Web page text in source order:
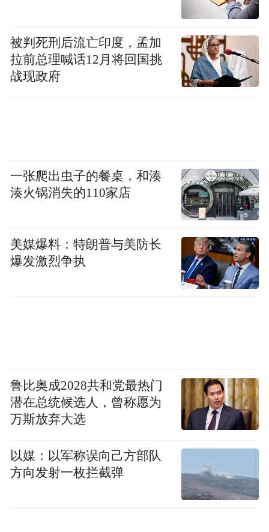
K92路：调整后沿济泺路向南、堤口路向
线，撤销成丰桥（路西）、天桥南、大观
园、口腔医院（路北）、经五路小纬二路
（路南）、经六纬五（路北）、经五路小纬
省立医院站点。
302路：调整后由公交营运中心开往省立医
路向东，然后单向沿纬六路向北、经六路向
西、纬十二路向南至经七路向西恢复原线，
撤销园博园西北门、开山村、开山村北、北
街、经七路西口、经七路振兴中街、经七纬
十二（路南）、经七纬八（路南）、省立医
院（路北）、经六纬九（路北）站点。
302路公交营运中心发车时间为5:30—
17:30，省立医院发车时间为6:30—19:00。票
价二元，执行公交IC卡优惠政策。
被判死刑后流亡印度，孟加
拉前总理喊话12月将回国挑
战现政府
一张爬出虫子的餐桌，和湊
湊火锅消失的110家店
美媒爆料：特朗普与美防长
爆发激烈争执
鲁比奥成2028共和党最热门
潜在总统候选人，曾称愿为
万斯放弃大选
以媒：以军称误向己方部队
方向发射一枚拦截弹